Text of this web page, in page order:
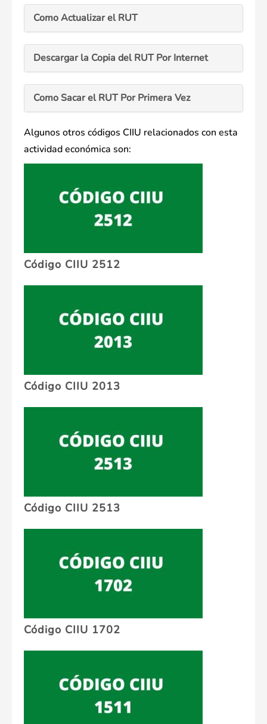
Como Actualizar el RUT
Descargar la Copia del RUT Por Internet
Como Sacar el RUT Por Primera Vez
Algunos otros códigos CIIU relacionados con esta
actividad económica son:
Código CIIU 2512
Código CIIU 2013
Código CIIU 2513
Código CIIU 1702